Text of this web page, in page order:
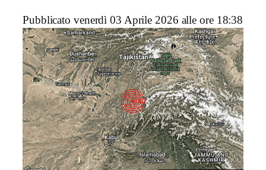
Pubblicato venerdì 03 Aprile 2026 alle ore 18:38